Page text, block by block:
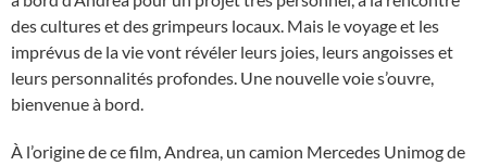
des cultures et des grimpeurs locaux. Mais le voyage et les
imprévus de la vie vont révéler leurs joies, leurs angoisses et
leurs personnalités profondes. Une nouvelle voie s’ouvre,
bienvenue à bord.
À l’origine de ce film, Andrea, un camion Mercedes Unimog de